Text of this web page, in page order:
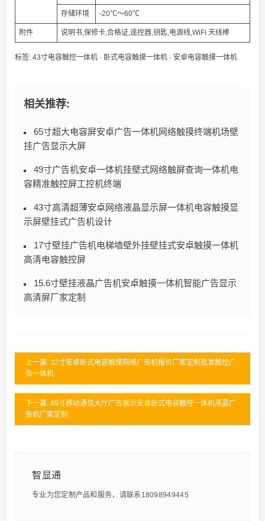
存储环境 -20℃～60℃
附件 说明书,保修卡,合格证,遥控器,钥匙,电源线,WiFi 天线棒
标签: 43寸电容触控一体机 · 卧式电容触摸一体机 · 安卓电容触摸一体机
相关推荐:
65寸超大电容屏安卓广告一体机网络触摸终端机场壁
挂广告显示大屏
49寸广告机安卓一体机挂壁式网络触屏查询一体机电
容精准触控屏工控机终端
43寸高清超薄安卓网络液晶显示屏一体机电容触摸显
示屏壁挂式广告机设计
17寸壁挂广告机电梯墙壁外挂壁挂式安卓触摸一体机
高清电容触控屏
15.6寸壁挂液晶广告机安卓触摸一体机智能广告显示
高清屏厂家定制
上一篇: 32寸安卓卧式电容触摸网络广告机报价厂家定制批发触控广
告一体机
下一篇: 49寸移动通信大厅广告展示安卓卧式电容触控一体机液晶广
告机厂家定制
智显通
专业为您定制产品和服务，请联系18098949445